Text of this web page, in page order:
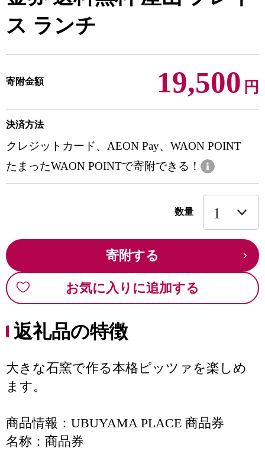
ス ランチ
寄附金額 19,500 円
決済方法
クレジットカード、AEON Pay、WAON POINT
たまったWAON POINTで寄附できる！
数量
寄附する
お気に入りに追加する
返礼品の特徴
大きな石窯で作る本格ピッツァを楽しめ
ます。
商品情報：UBUYAMA PLACE 商品券
名称：商品券